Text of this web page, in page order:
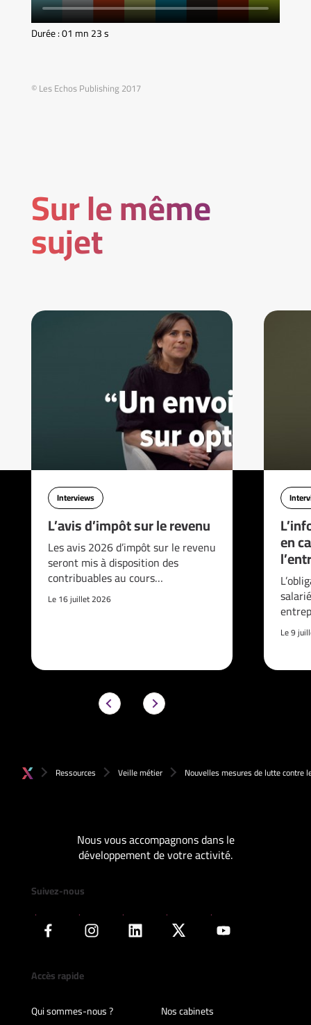
Durée : 01 mn 23 s
© Les Echos Publishing 2017
Sur le même
sujet
Interviews
L’avis d’impôt sur le revenu
Les avis 2026 d’impôt sur le revenu
seront mis à disposition des
contribuables au cours…
Le 16 juillet 2026
en
Le 9
Ressources Veille métier Nouvelles mesures de lutte contre
Nous vous accompagnons dans le
développement de votre activité.
Suivez-nous
Accès rapide
Qui sommes-nous ?
Nos cabinets